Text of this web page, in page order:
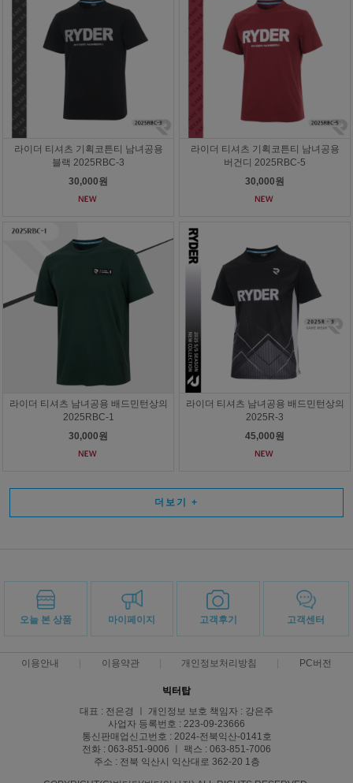
라이더 티셔츠 기획코튼티 남녀공용
블랙 2025RBC-3
30,000원
라이더 티셔츠 기획코튼티 남녀공용
버건디 2025RBC-5
30,000원
라이더 티셔츠 남녀공용 배드민턴상의
2025RBC-1
30,000원
라이더 티셔츠 남녀공용 배드민턴상의
2025R-3
45,000원
더보기 +
오늘 본 상품 마이페이지 고객후기 고객센터
이용안내 이용약관 개인정보처리방침 PC버전
빅터탑
대표 : 전은경 ㅣ 개인정보 보호 책임자 : 강은주
사업자 등록번호 : 223-09-23666
통신판매업신고번호 : 2024-전북익산-0141호
전화 : 063-851-9006 ㅣ 팩스 : 063-851-7006
주소 : 전북 익산시 익산대로 362-20 1층